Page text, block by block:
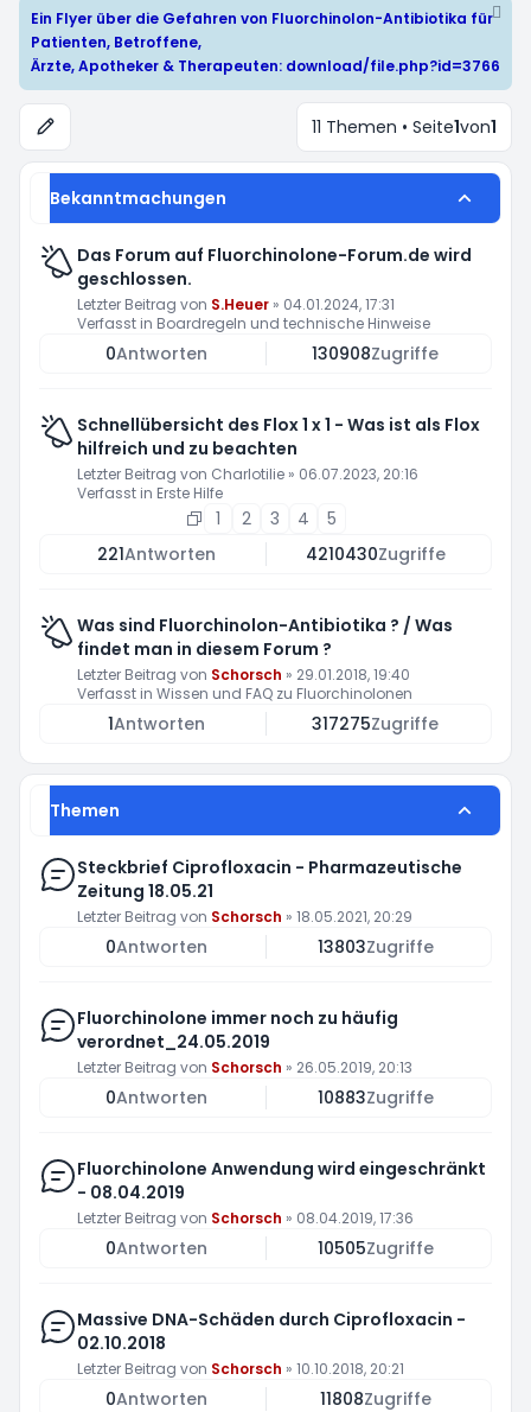
Ein Flyer über die Gefahren von Fluorchinolon-Antibiotika für
Patienten, Betroffene,
Ärzte, Apotheker & Therapeuten: download/file.php?id=3766
11 Themen • Seite1von1
Bekanntmachungen
Das Forum auf Fluorchinolone-Forum.de wird
geschlossen.
Letzter Beitrag von S.Heuer » 04.01.2024, 17:31
Verfasst in Boardregeln und technische Hinweise
0Antworten 130908Zugriffe
Schnellübersicht des Flox 1 x 1 - Was ist als Flox
hilfreich und zu beachten
Letzter Beitrag von Charlotilie » 06.07.2023, 20:16
Verfasst in Erste Hilfe
1 2 3 4
5
221Antworten 4210430Zugriffe
Was sind Fluorchinolon-Antibiotika ? / Was
findet man in diesem Forum ?
Letzter Beitrag von Schorsch » 29.01.2018, 19:40
Verfasst in Wissen und FAQ zu Fluorchinolonen
1Antworten 317275Zugriffe
Themen
Steckbrief Ciprofloxacin - Pharmazeutische
Zeitung 18.05.21
Letzter Beitrag von Schorsch » 18.05.2021, 20:29
0Antworten 13803Zugriffe
Fluorchinolone immer noch zu häufig
verordnet_24.05.2019
Letzter Beitrag von Schorsch » 26.05.2019, 20:13
0Antworten 10883Zugriffe
Fluorchinolone Anwendung wird eingeschränkt
- 08.04.2019
Letzter Beitrag von Schorsch » 08.04.2019, 17:36
0Antworten 10505Zugriffe
Massive DNA-Schäden durch Ciprofloxacin -
02.10.2018
Letzter Beitrag von Schorsch » 10.10.2018, 20:21
0Antworten 11808Zugriffe